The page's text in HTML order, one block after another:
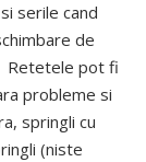
serile cand
de
Retetele pot fi
probleme si
springli cu
(niste